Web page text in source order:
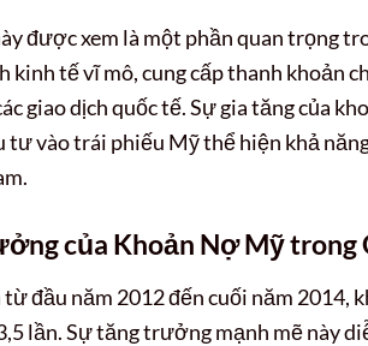
được xem là một phần quan trọng
kinh tế vĩ mô, cung cấp thanh khoản
giao dịch quốc tế. Sự gia tăng của
tư vào trái phiếu Mỹ thể hiện khả
của Khoản Nợ Mỹ
đầu năm 2012 đến cuối năm 2014,
lần. Sự tăng trưởng mạnh mẽ này